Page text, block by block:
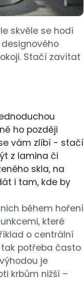
skvěle se hodí
Stačí zavítat
ho později
vám zlíbí - stačí
z lamina či
skla, na
i tam, kde by
během hoření
které
o centrální
tak potřeba často
je
krbům nižší –